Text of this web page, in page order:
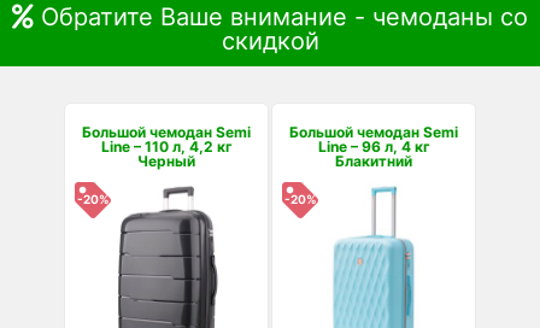
Обратите Ваше внимание - чемоданы со
скидкой
Большой чемодан Semi
Line – 110 л, 4,2 кг
Черный
-20%
Большой чемодан Semi
Line – 96 л, 4 кг
Блакитний
-20%